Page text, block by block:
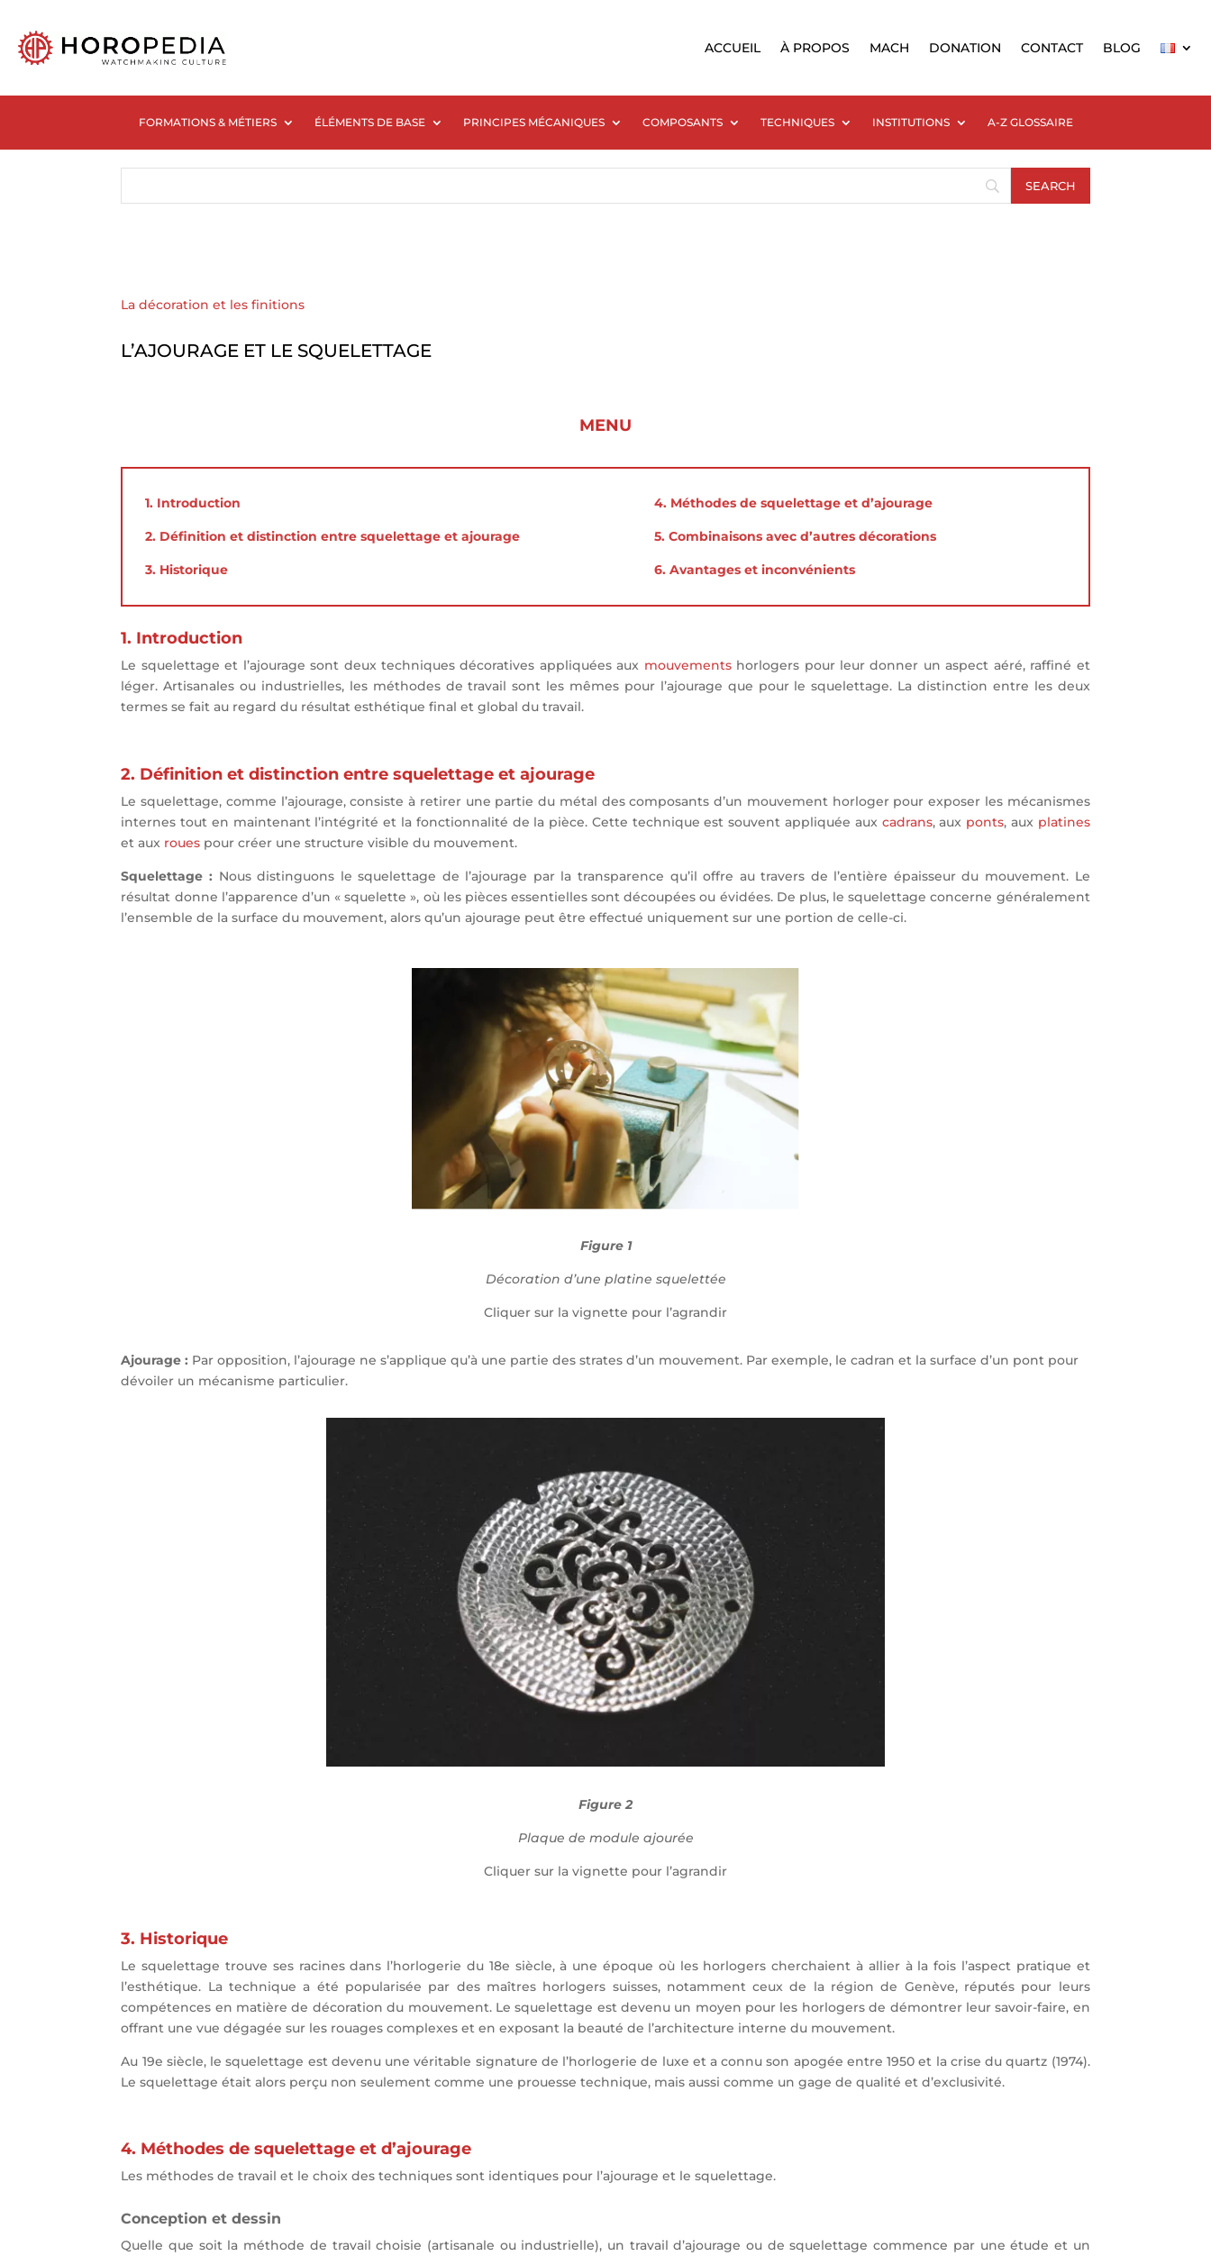
ACCUEIL À PROPOS MACH DONATION CONTACT BLOG
FORMATIONS & MÉTIERS ÉLÉMENTS DE BASE PRINCIPES MÉCANIQUES COMPOSANTS TECHNIQUES INSTITUTIONS A-Z GLOSSAIRE
La décoration et les finitions
L’AJOURAGE ET LE SQUELETTAGE
MENU
1. Introduction
2. Définition et distinction entre squelettage et ajourage
3. Historique
4. Méthodes de squelettage et d’ajourage
5. Combinaisons avec d’autres décorations
6. Avantages et inconvénients
1. Introduction
Le squelettage et l’ajourage sont deux techniques décoratives appliquées aux mouvementshorlogers pour leur donner un aspect aéré, raffiné et
léger. Artisanales ou industrielles, les méthodes de travail sont les mêmes pour l’ajourage que pour le squelettage. La distinction entre les deux
termes se fait au regard du résultat esthétique final et global du travail.
2. Définition et distinction entre squelettage et ajourage
Le squelettage, comme l’ajourage, consiste à retirer une partie du métal des composants d’un mouvement horloger pour exposer les mécanismes
internes tout en maintenant l’intégrité et la fonctionnalité de la pièce. Cette technique est souvent appliquée aux cadrans, aux ponts, aux platines
et aux roues pour créer une structure visible du mouvement.
Squelettage : Nous distinguons le squelettage de l’ajourage par la transparence qu’il offre au travers de l’entière épaisseur du mouvement. Le
résultat donne l’apparence d’un « squelette », où les pièces essentielles sont découpées ou évidées. De plus, le squelettage concerne généralement
l’ensemble de la surface du mouvement, alors qu’un ajourage peut être effectué uniquement sur une portion de celle-ci.
Figure 1
Décoration d’une platine squelettée
Cliquer sur la vignette pour l’agrandir
Ajourage : Par opposition, l’ajourage ne s’applique qu’à une partie des strates d’un mouvement. Par exemple, le cadran et la surface d’un pont pour
dévoiler un mécanisme particulier.
Figure 2
Plaque de module ajourée
Cliquer sur la vignette pour l’agrandir
3. Historique
Le squelettage trouve ses racines dans l’horlogerie du 18e siècle, à une époque où les horlogers cherchaient à allier à la fois l’aspect pratique et
l’esthétique. La technique a été popularisée par des maîtres horlogers suisses, notamment ceux de la région de Genève, réputés pour leurs
compétences en matière de décoration du mouvement. Le squelettage est devenu un moyen pour les horlogers de démontrer leur savoir-faire, en
offrant une vue dégagée sur les rouages complexes et en exposant la beauté de l’architecture interne du mouvement.
Au 19e siècle, le squelettage est devenu une véritable signature de l’horlogerie de luxe et a connu son apogée entre 1950 et la crise du quartz (1974).
Le squelettage était alors perçu non seulement comme une prouesse technique, mais aussi comme un gage de qualité et d’exclusivité.
4. Méthodes de squelettage et d’ajourage
Les méthodes de travail et le choix des techniques sont identiques pour l’ajourage et le squelettage.
Conception et dessin
Quelle que soit la méthode de travail choisie (artisanale ou industrielle), un travail d’ajourage ou de squelettage commence par une étude et un